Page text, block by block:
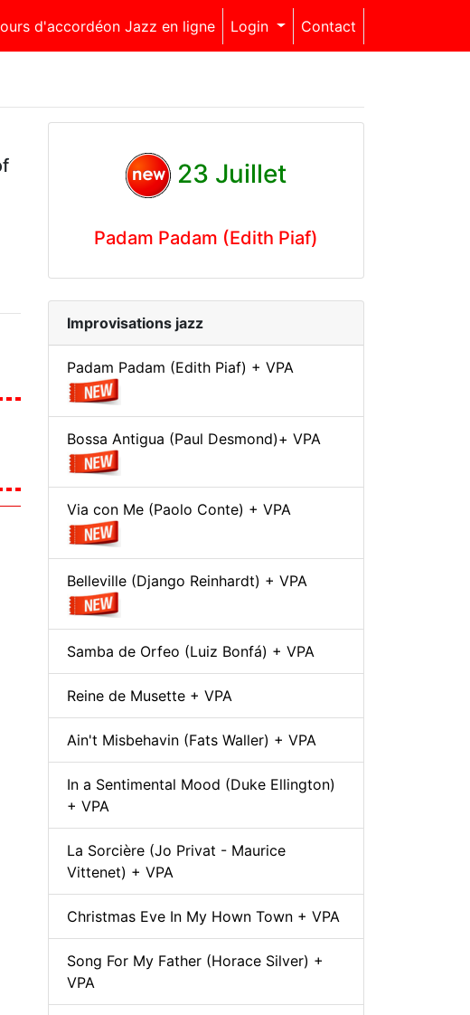
d'accordéon Jazz en ligne Login Contact
23 Juillet
Padam Padam (Edith Piaf)
Improvisations jazz
Padam Padam (Edith Piaf) + VPA
Bossa Antigua (Paul Desmond)+ VPA
Via con Me (Paolo Conte) + VPA
Belleville (Django Reinhardt) + VPA
Samba de Orfeo (Luiz Bonfá) + VPA
Reine de Musette + VPA
Ain't Misbehavin (Fats Waller) + VPA
In a Sentimental Mood (Duke Ellington)
+ VPA
La Sorcière (Jo Privat - Maurice
Vittenet) + VPA
Christmas Eve In My Hown Town + VPA
Song For My Father (Horace Silver) +
VPA